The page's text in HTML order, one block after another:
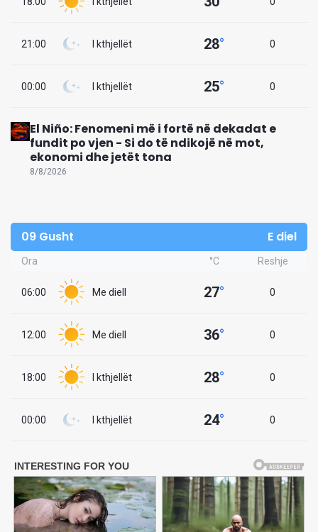
21:00 I kthjellët 28° 0
00:00 I kthjellët 25° 0
El Niño: Fenomeni më i fortë në dekadat e
fundit po vjen - Si do të ndikojë në mot,
ekonomi dhe jetët tona
8/8/2026
09 Gusht E diel
Ora °C Reshje
06:00 Me diell 27° 0
12:00 Me diell 36° 0
18:00 I kthjellët 28° 0
00:00 I kthjellët 24° 0